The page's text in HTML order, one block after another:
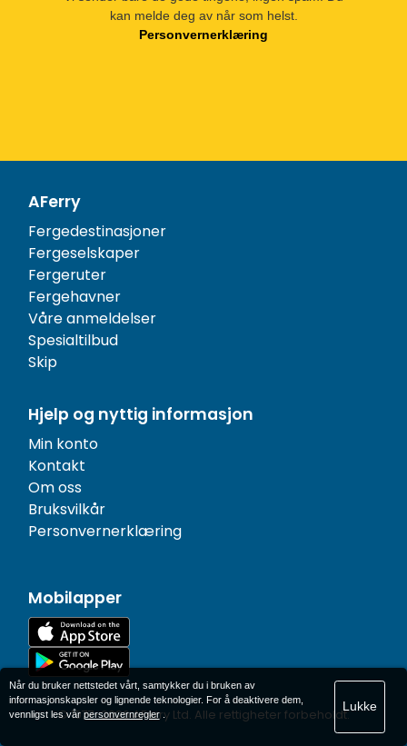
kan melde deg av når som helst.
Personvernerklæring
AFerry
Fergedestinasjoner
Fergeselskaper
Fergeruter
Fergehavner
Våre anmeldelser
Spesialtilbud
Skip
Hjelp og nyttig informasjon
Min konto
Kontakt
Om oss
Bruksvilkår
Personvernerklæring
Mobilapper
© 1977-2026AFerry Ltd. Alle rettigheter forbeholdt.
Når du bruker nettstedet vårt, samtykker du i bruken av
informasjonskapsler og lignende teknologier. For å deaktivere dem,
vennligst les vårpersonvernregler.
Lukke